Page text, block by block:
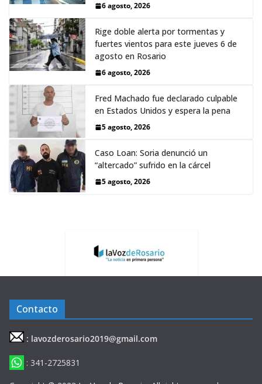
6 agosto, 2026
Rige doble alerta por tormentas y
fuertes vientos para este jueves 6 de
agosto en Rosario
6 agosto, 2026
Fred Machado fue declarado culpable
en Estados Unidos y espera la pena
5 agosto, 2026
Caso Loan: Soria denunció un
“altercado” sufrido en la cárcel
5 agosto, 2026
Contacto
: lavozderosario2019@gmail.com
: 341-2725831